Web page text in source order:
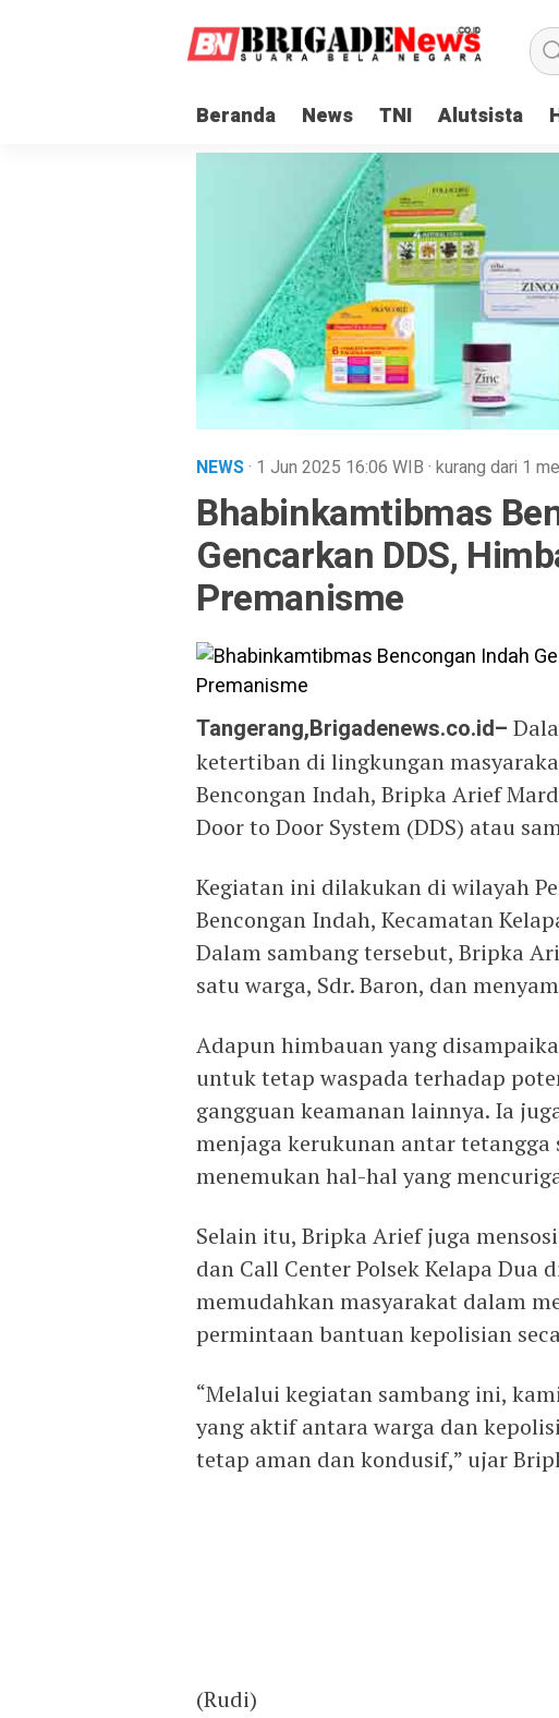
Beranda News TNI Alutsista
NEWS· 1 Jun 2025 16:06 WIB · kurang dari 1
Bhabinkamtibmas
Gencarkan DDS,
Premanisme
Tangerang,Brigadenews.co.id–
ketertiban di lingkungan
Bencongan Indah, Bripka Arief
Door to Door System (DDS) atau
Kegiatan ini dilakukan di wilayah
Bencongan Indah, Kecamatan
Dalam sambang tersebut, Bripka
satu warga, Sdr. Baron, dan
Adapun himbauan yang
untuk tetap waspada terhadap
gangguan keamanan lainnya. Ia
menjaga kerukunan antar tetangga
menemukan hal-hal yang
Selain itu, Bripka Arief juga
dan Call Center Polsek Kelapa Dua
memudahkan masyarakat dalam
permintaan bantuan kepolisian
“Melalui kegiatan sambang ini,
yang aktif antara warga dan
tetap aman dan kondusif,” ujar
(Rudi)